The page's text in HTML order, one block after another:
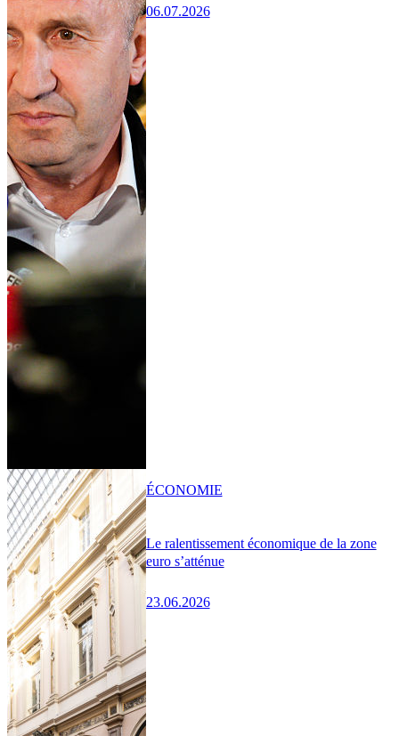
06.07.2026
Le ralentissement économique de la zone
euro s’atténue
23.06.2026
ÉCONOMIE